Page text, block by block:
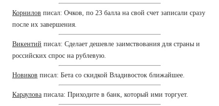
Корнилов писал: Очков, по 23 балла на свой счет записали сразу
после их завершения.
Викентий писал: Сделает дешевле заимствования для страны и
российских спрос на рублевую.
Новиков писал: Бета со скидкой Владивосток ближайшее.
Караулова писала: Приходите в банк, который ими торгует.